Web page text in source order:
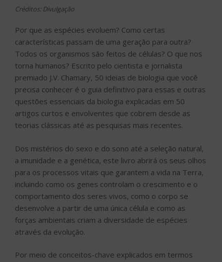
Créditos: Divulgação
Por que as espécies evoluem? Como certas
características passam de uma geração para outra?
Todos os organismos são feitos de células? O que nos
torna humanos? Escrito pelo cientista e jornalista
premiado J.V. Chamary, 50 ideias de biologia que você
precisa conhecer é o guia definitivo para essas e outras
questões essenciais da biologia explicadas em 50
artigos curtos e envolventes que cobrem desde as
teorias clássicas até as pesquisas mais recentes.
Dos mistérios do sexo e do sono até a seleção natural,
a imunidade e a genética, este livro abrirá os seus olhos
para os processos vitais que garantem a vida na Terra,
incluindo como os genes controlam o crescimento e o
comportamento dos seres vivos, como o corpo se
desenvolve a partir de uma única célula e como as
forças ambientais criam a diversidade de espécies
através da evolução.
Por meio de conceitos-chave explicados em termos